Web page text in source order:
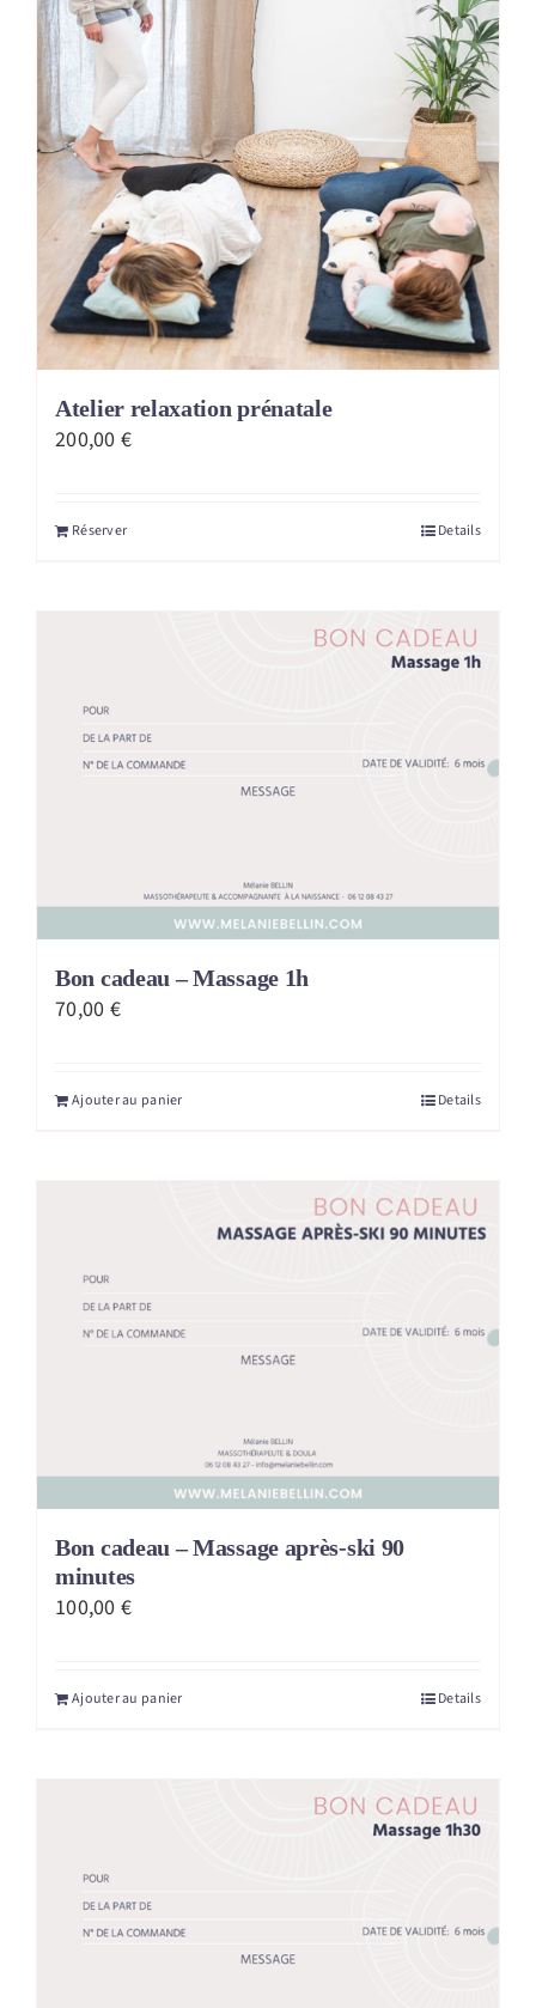
Atelier relaxation prénatale
200,00 €
Réserver Details
Bon cadeau – Massage 1h
70,00 €
Ajouter au panier Details
Bon cadeau – Massage après-ski 90
minutes
100,00 €
Ajouter au panier Details